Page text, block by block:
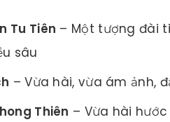
Tu Tiên – Một tượng đài
sâu
– Vừa hài, vừa ám ảnh,
Thiên – Vừa hài